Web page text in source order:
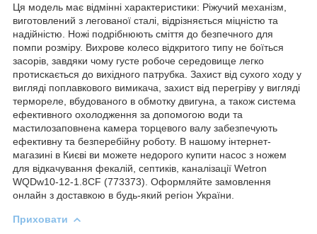
Ця модель має відмінні характеристики: Ріжучий механізм,
виготовлений з легованої сталі, відрізняється міцністю та
надійністю. Ножі подрібнюють сміття до безпечного для
помпи розміру. Вихрове колесо відкритого типу не боїться
засорів, завдяки чому густе робоче середовище легко
протискається до вихідного патрубка. Захист від сухого ходу у
вигляді поплавкового вимикача, захист від перегріву у вигляді
термореле, вбудованого в обмотку двигуна, а також система
ефективного охолодження за допомогою води та
мастилозаповнена камера торцевого валу забезпечують
ефективну та безперебійну роботу. В нашому інтернет-
магазині в Києві ви можете недорого купити насос з ножем
для відкачування фекалій, септиків, каналізації Wetron
WQDw10-12-1.8CF (773373). Оформляйте замовлення
онлайн з доставкою в будь-який регіон України.
Приховати